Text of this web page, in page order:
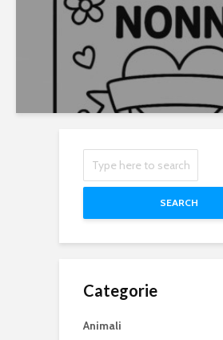
SEARCH
Categorie
Animali